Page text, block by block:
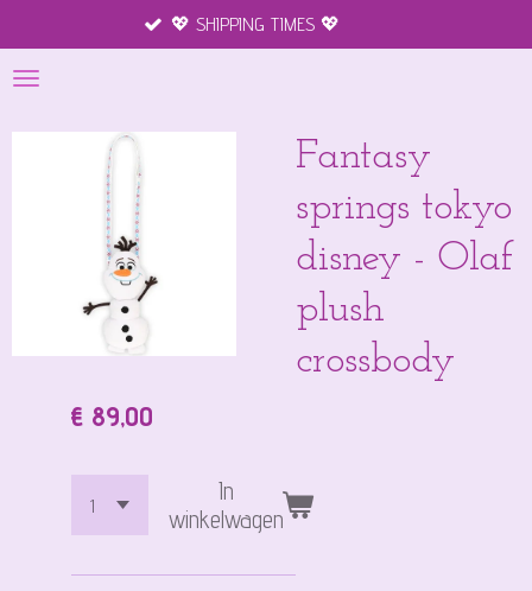
direct
naar
hoofdinhoud
💖 SHIPPING TIMES 💖
Fantasy
springs tokyo
disney - Olaf
plush
crossbody
€ 89,00
In
winkelwagen